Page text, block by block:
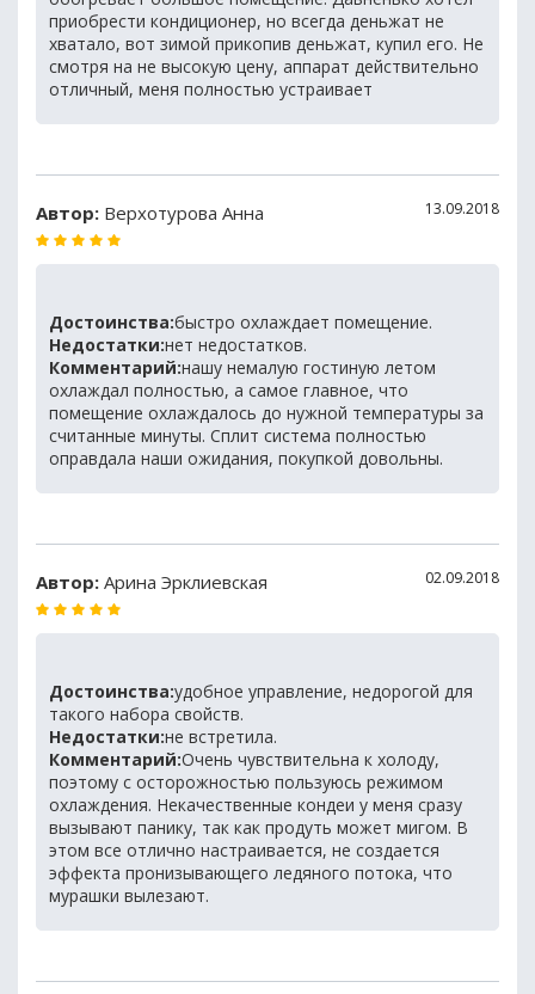
приобрести кондиционер, но всегда деньжат не
хватало, вот зимой прикопив деньжат, купил его. Не
смотря на не высокую цену, аппарат действительно
отличный, меня полностью устраивает
Автор: Верхотурова Анна 13.09.2018
Достоинства:быстро охлаждает помещение.
Недостатки:нет недостатков.
Комментарий:нашу немалую гостиную летом
охлаждал полностью, а самое главное, что
помещение охлаждалось до нужной температуры за
считанные минуты. Сплит система полностью
оправдала наши ожидания, покупкой довольны.
Автор: Арина Эрклиевская 02.09.2018
Достоинства:удобное управление, недорогой для
такого набора свойств.
Недостатки:не встретила.
Комментарий:Очень чувствительна к холоду,
поэтому с осторожностью пользуюсь режимом
охлаждения. Некачественные кондеи у меня сразу
вызывают панику, так как продуть может мигом. В
этом все отлично настраивается, не создается
эффекта пронизывающего ледяного потока, что
мурашки вылезают.